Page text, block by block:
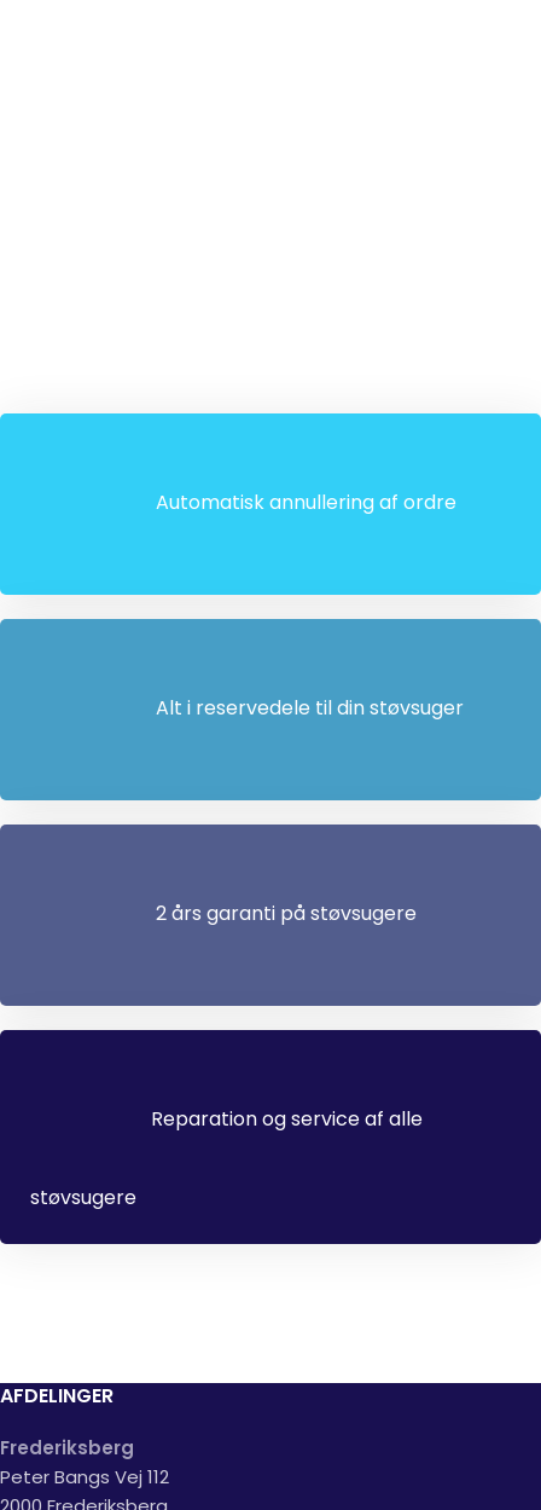
Automatisk annullering af ordre
Alt i reservedele til din støvsuger
2 års garanti på støvsugere
Reparation og service af alle
støvsugere
AFDELINGER
Frederiksberg
Peter Bangs Vej 112